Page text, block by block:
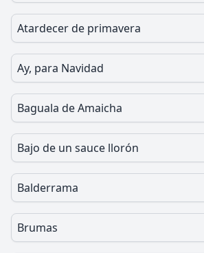
Atardecer de primavera
Ay, para Navidad
Baguala de Amaicha
Bajo de un sauce llorón
Balderrama
Brumas